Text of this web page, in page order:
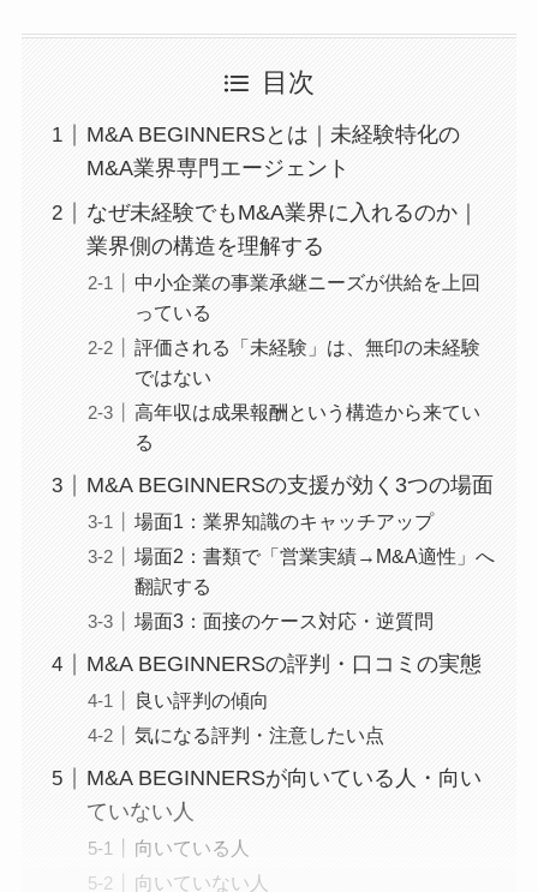
目次
M&A BEGINNERSとは｜未経験特化の
M&A業界専門エージェント
なぜ未経験でもM&A業界に入れるのか｜
業界側の構造を理解する
中小企業の事業承継ニーズが供給を上回
っている
評価される「未経験」は、無印の未経験
ではない
高年収は成果報酬という構造から来てい
る
M&A BEGINNERSの支援が効く3つの場面
場面1：業界知識のキャッチアップ
場面2：書類で「営業実績→M&A適性」へ
翻訳する
場面3：面接のケース対応・逆質問
M&A BEGINNERSの評判・口コミの実態
良い評判の傾向
気になる評判・注意したい点
M&A BEGINNERSが向いている人・向い
ていない人
向いている人
向いていない人